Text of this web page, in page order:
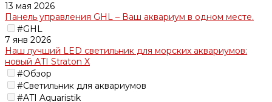
13 мая 2026
Панель управления GHL – Ваш аквариум в одном месте.
#GHL
7 янв 2026
Наш лучший LED светильник для морских аквариумов:
новый ATI Straton X
#Обзор
#Светильник для аквариумов
#ATI Aquaristik